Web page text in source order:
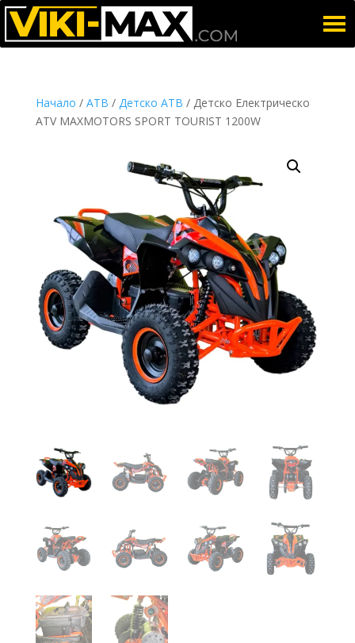
Начало / АТВ / Детско АТВ / Детско Електрическо
ATV MAXMOTORS SPORT TOURIST 1200W